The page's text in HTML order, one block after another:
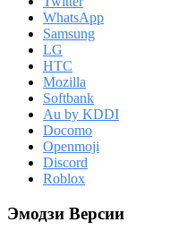
WhatsApp
Samsung
LG
HTC
Mozilla
Softbank
Au by KDDI
Docomo
Openmoji
Discord
Roblox
Эмодзи Версии